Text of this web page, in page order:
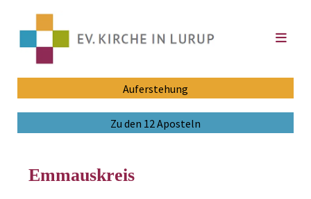
Auferstehung
Zu den 12 Aposteln
Emmauskreis